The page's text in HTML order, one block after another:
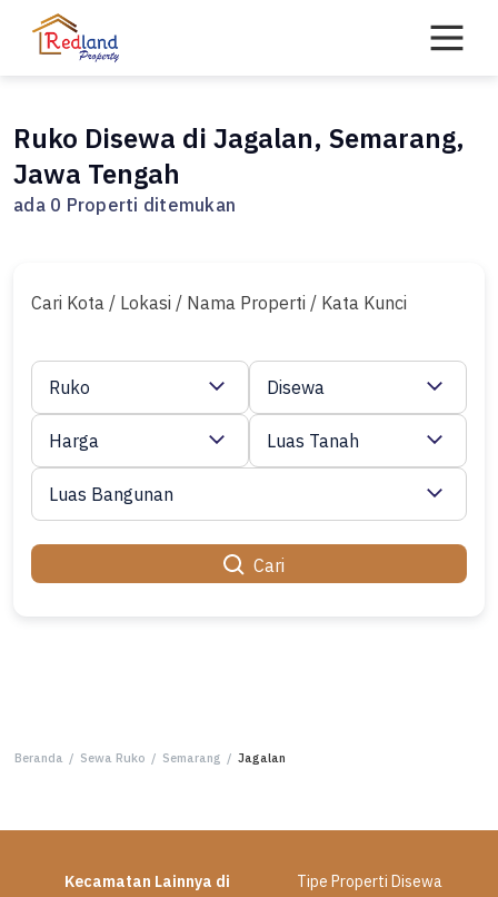
Ruko Disewa di Jagalan, Semarang,
Jawa Tengah
ada 0 Properti ditemukan
Cari Kota / Lokasi / Nama Properti / Kata Kunci
Cari
Ruko Disewa
Harga Luas Tanah
Luas Bangunan
Beranda / Sewa Ruko / Semarang / Jagalan
Kecamatan Lainnya di
Tipe Properti Disewa